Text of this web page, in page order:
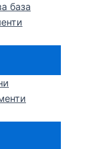
база